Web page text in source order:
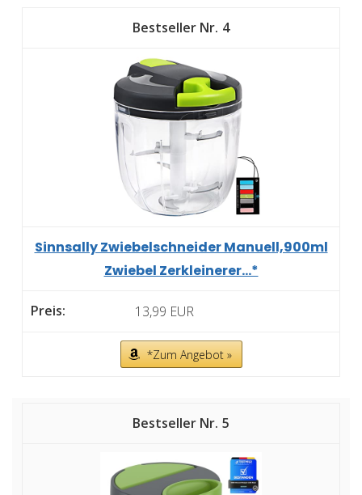
4
Sinnsally Zwiebelschneider Manuell,900ml
Zwiebel Zerkleinerer...*
13,99 EUR
*Zum Angebot »
5